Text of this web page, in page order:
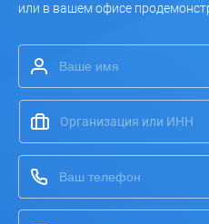
или в вашем офисе